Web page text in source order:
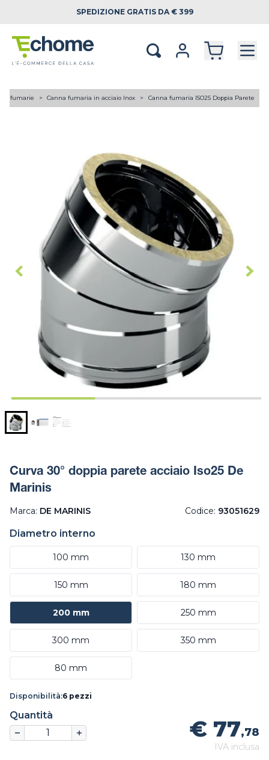
SPEDIZIONE GRATIS DA € 399
fumarie Canna fumaria in acciaio Inox Canna fumaria ISO25 Doppia Parete
Curva 30° doppia parete acciaio Iso25 De
Marinis
Marca: DE MARINIS Codice: 93051629
Diametro interno
100 mm 130 mm
150 mm 180 mm
200 mm 250 mm
300 mm 350 mm
80 mm
Disponibilità:6 pezzi
Quantità
€ 77,78
IVA inclusa